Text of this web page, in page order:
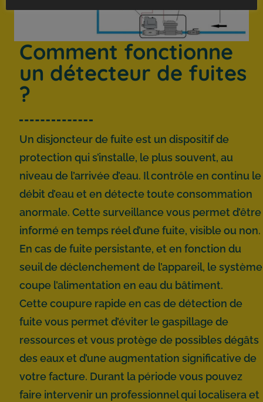
Comment fonctionne
un détecteur de fuites
?
Un disjoncteur de fuite est un dispositif de
protection qui s’installe, le plus souvent, au
niveau de l’arrivée d’eau. Il contrôle en continu le
débit d’eau et en détecte toute consommation
anormale. Cette surveillance vous permet d’être
informé en temps réel d’une fuite, visible ou non.
En cas de fuite persistante, et en fonction du
seuil de déclenchement de l’appareil, le système
coupe l’alimentation en eau du bâtiment.
Cette coupure rapide en cas de détection de
fuite vous permet d’éviter le gaspillage de
ressources et vous protège de possibles dégâts
des eaux et d’une augmentation significative de
votre facture. Durant la période vous pouvez
faire intervenir un professionnel qui localisera et